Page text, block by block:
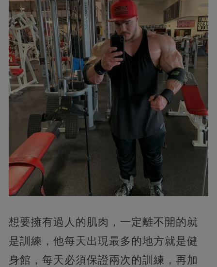
想要擁有過人的肌肉，一定離不開的就
是訓練，他每天出現最多的地方就是健
身館，每天必須保證兩次的訓練，再加